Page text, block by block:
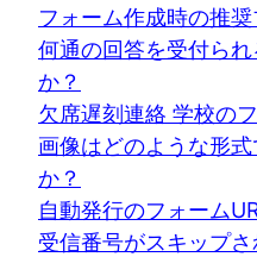
フォーム作成時の推
何通の回答を受付ら
か？
欠席遅刻連絡 学校の
画像はどのような形
か？
自動発行のフォーム
受信番号がスキップ